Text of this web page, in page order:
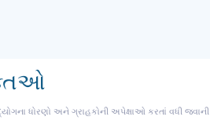
ધોરણો અને ગ્રાહકોની અપેક્ષાઓ કરતાં વધી જવાની